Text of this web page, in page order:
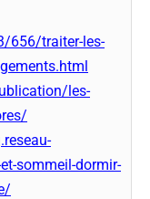
656/traiter-les-
les-
sommeil-dormir-